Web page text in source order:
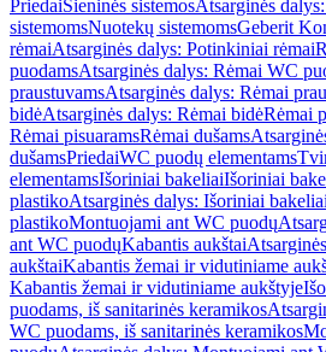
PriedaiSieninės sistemosAtsarginės
sistemomsNuotekų sistemomsGeberit
rėmaiAtsarginės dalys: Potinkiniai rėmai
puodamsAtsarginės dalys: Rėmai WC
praustuvamsAtsarginės dalys: Rėmai
bidėAtsarginės dalys: Rėmai bidėRėmai
Rėmai pisuaramsRėmai dušams
dušamsPriedaiWC puodų elementams
elementamsIšoriniai bakeliaiIšoriniai
plastikoAtsarginės dalys: Išoriniai
plastikoMontuojami ant WC puodų
ant WC puodųKabantis aukštai
aukštaiKabantis žemai ir vidutiniame
Kabantis žemai ir vidutiniame aukštyje
puodams, iš sanitarinės keramikos
WC puodams, iš sanitarinės keramikos